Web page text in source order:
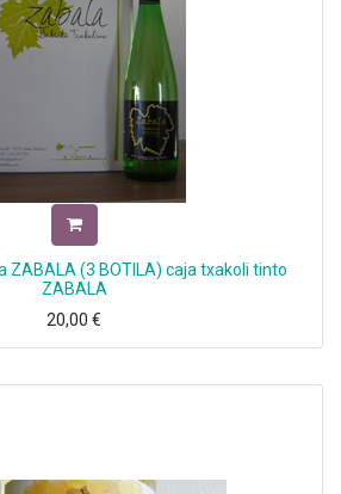
ZABALA (3 BOTILA) caja txakoli tinto
ZABALA
20,00 €